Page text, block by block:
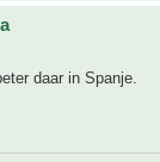
daar in Spanje.